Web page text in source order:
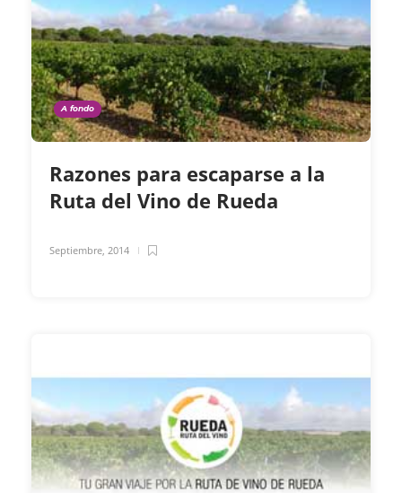
A fondo
Razones para escaparse a la
Ruta del Vino de Rueda
Septiembre, 2014